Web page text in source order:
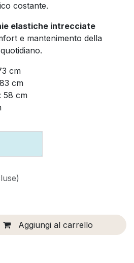
costante.
elastiche intrecciate
e mantenimento della
cm
cm
58 cm
Aggiungi al carrello